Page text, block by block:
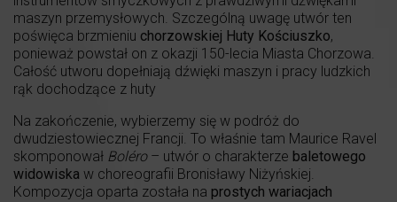
maszyn przemysłowych. Szczególną uwagę utwór ten
poświęca brzmieniu chorzowskiej Huty Kościuszko,
ponieważ powstał on z okazji 150-lecia Miasta Chorzowa.
Całość utworu dopełniają dźwięki maszyn i pracy ludzkich
rąk dochodzące z huty
Na zakończenie, wybierzemy się w podróż do
dwudziestowiecznej Francji. To właśnie tam Maurice Ravel
skomponował Boléro– utwór o charakterze baletowego
widowiska w choreografii Bronisławy Niżyńskiej.
Kompozycja oparta została na prostych wariacjach